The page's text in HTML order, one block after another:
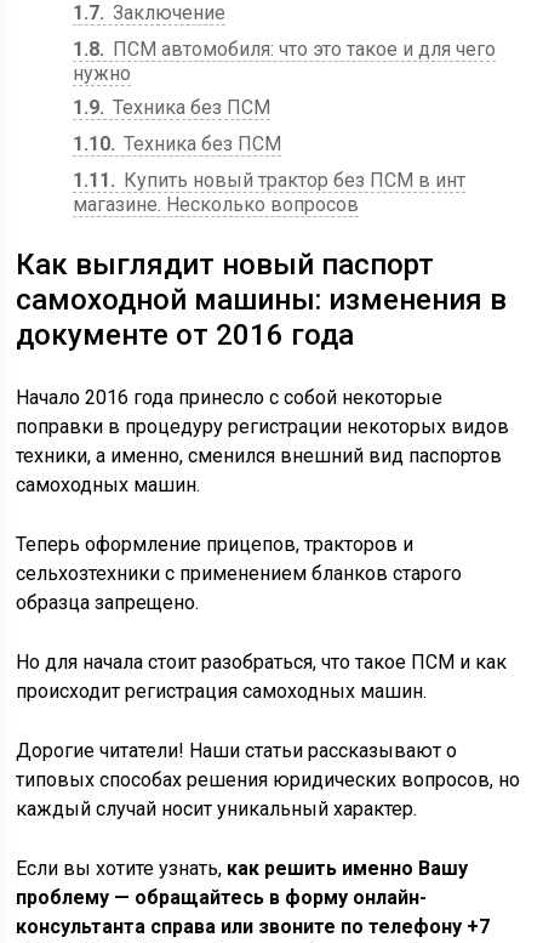
1.7 Заключение
1.8
ПСМ автомобиля: что это такое и для чего
нужно
1.9 Техника без ПСМ
1.10 Техника без ПСМ
1.11
Купить новый трактор без ПСМ в инт
магазине. Несколько вопросов
Как выглядит новый паспорт
самоходной машины: изменения в
документе от 2016 года
Начало 2016 года принесло с собой некоторые
поправки в процедуру регистрации некоторых видов
техники, а именно, сменился внешний вид паспортов
самоходных машин.
Теперь оформление прицепов, тракторов и
сельхозтехники с применением бланков старого
образца запрещено.
Но для начала стоит разобраться, что такое ПСМ и как
происходит регистрация самоходных машин.
Дорогие читатели! Наши статьи рассказывают о
типовых способах решения юридических вопросов, но
каждый случай носит уникальный характер.
Если вы хотите узнать, как решить именно Вашу
проблему — обращайтесь в форму онлайн-
консультанта справа или звоните по телефону +7